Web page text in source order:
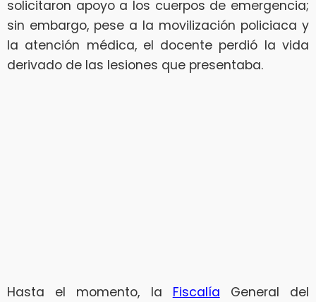
solicitaron apoyo a los cuerpos de emergencia;
sin embargo, pese a la movilización policiaca y
la atención médica, el docente perdió la vida
derivado de las lesiones que presentaba.
Hasta el momento, la Fiscalía General del